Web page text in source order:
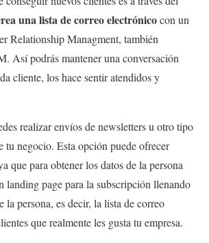
una lista de correo electrónicocon un
Relationship Managment, también
Así podrás mantener una conversación
cliente, los hace sentir atendidos y
realizar envíos de newsletters u otro tipo
tu negocio. Esta opción puede ofrecer
que para obtener los datos de la persona
landing page para la subscripción llenando
la persona, es decir, la lista de correo
que realmente les gusta tu empresa.